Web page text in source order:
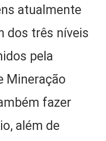
atualmente
dos três níveis
pela
Mineração
fazer
além de